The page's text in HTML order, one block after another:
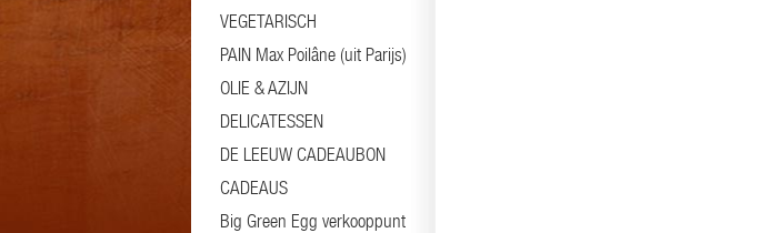
VEGETARISCH
PAIN Max Poilâne (uit Parijs)
OLIE & AZIJN
DELICATESSEN
DE LEEUW CADEAUBON
CADEAUS
Big Green Egg verkooppunt